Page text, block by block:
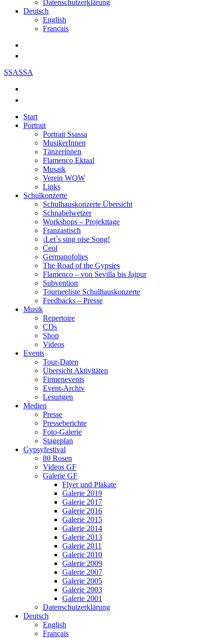
Datenschutzerklärung
Deutsch
English
Français
SSASSA
Start
Portrait
Portrait Ssassa
MusikerInnen
Tänzerinnen
Flamenco Ektaal
Musaik
Verein WOW
Links
Schulkonzerte
Schulhauskonzerte Übersicht
Schnabelwetzer
Workshops – Projekttage
Franzastisch
¡Let´s sing oise Song!
Ceol
Germanofolies
The Road of the Gypsies
Flamenco – von Sevilla bis Jajpur
Subvention
Tourneeliste Schulhauskonzerte
Feedbacks – Presse
Musik
Repertoire
CDs
Shop
Videos
Events
Tour-Daten
Übersicht Aktivitäten
Firmenevents
Event-Archiv
Lesungen
Medien
Presse
Presseberichte
Foto-Galerie
Stageplan
Gypsyfestival
80 Rosen
Videos GF
Galerie GF
Flyer und Plakate
Galerie 2019
Galerie 2017
Galerie 2016
Galerie 2015
Galerie 2014
Galerie 2013
Galerie 2011
Galerie 2010
Galerie 2009
Galerie 2007
Galerie 2005
Galerie 2003
Galerie 2001
Datenschutzerklärung
Deutsch
English
Français